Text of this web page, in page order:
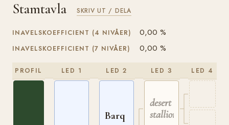
Stamtavla SKRIV UT / DELA
INAVELSKOEFFICIENT (4 NIVÅER) 0,00 %
INAVELSKOEFFICIENT (7 NIVÅER) 0,00 %
PROFIL LED 1 LED 2
Barq
LED 3
desert
stallion
LED 4